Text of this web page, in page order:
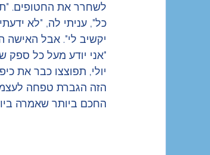
לשחרר את החטופים.
כל", עניתי לה, "לא
יקשיב לי". אבל האישה
יולי, תפוצצו כבר את
הזה הגברת טפחה
החכם ביותר שאמרה